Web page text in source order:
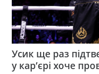
Усик ще раз
у кар’єрі хоче